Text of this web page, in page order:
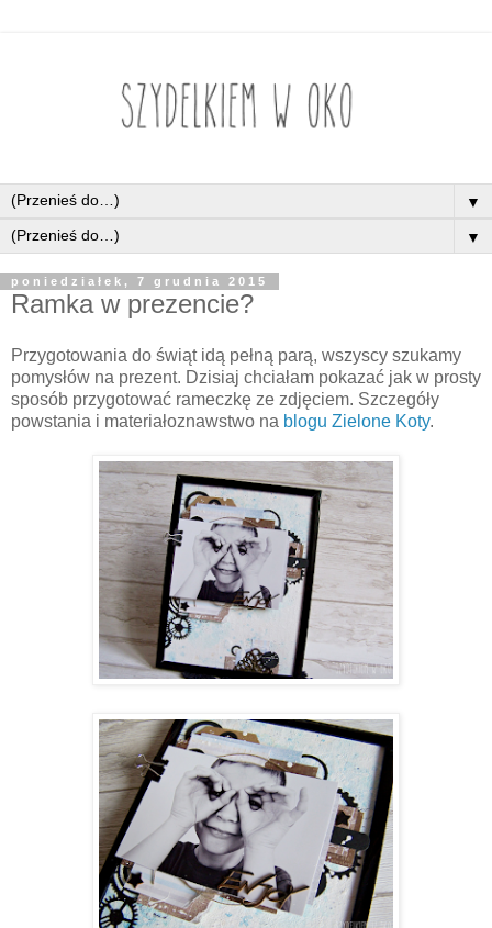
▼
▼
poniedziałek, 7 grudnia 2015
Ramka w prezencie?
Przygotowania do świąt idą pełną parą, wszyscy szukamy
pomysłów na prezent. Dzisiaj chciałam pokazać jak w prosty
sposób przygotować rameczkę ze zdjęciem. Szczegóły
powstania i materiałoznawstwo na blogu Zielone Koty.